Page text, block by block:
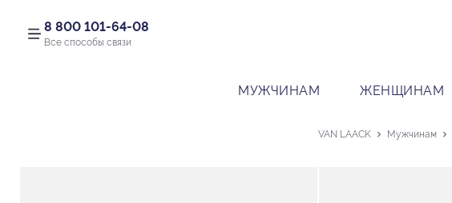
8 800 101-64-08
Все способы связи
МУЖЧИНАМ ЖЕНЩИНАМ
VAN LAACK Мужчинам